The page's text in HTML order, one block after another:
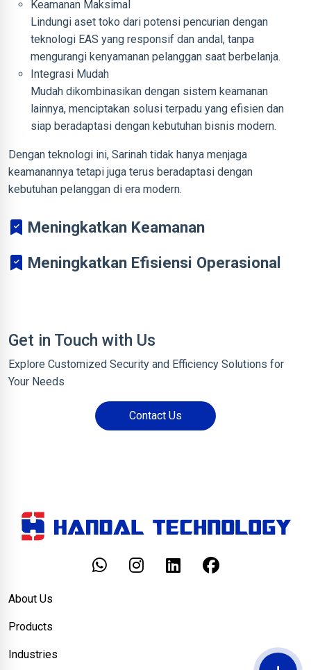
Keamanan Maksimal
Lindungi aset toko dari potensi pencurian dengan
teknologi EAS yang responsif dan andal, tanpa
mengurangi kenyamanan pelanggan saat berbelanja.
Integrasi Mudah
Mudah dikombinasikan dengan sistem keamanan
lainnya, menciptakan solusi terpadu yang efisien dan
siap beradaptasi dengan kebutuhan bisnis modern.
Dengan teknologi ini, Sarinah tidak hanya menjaga
keamanannya tetapi juga terus beradaptasi dengan
kebutuhan pelanggan di era modern.
Meningkatkan Keamanan
Meningkatkan Efisiensi Operasional
Get in Touch with Us
Explore Customized Security and Efficiency Solutions for
Your Needs
Contact Us
About Us
Products
Industries